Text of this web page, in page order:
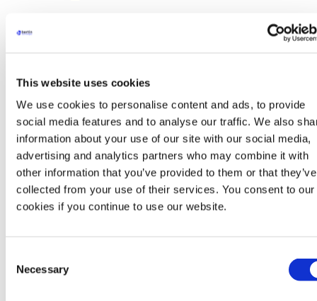
This website uses cookies
We use cookies to personalise content and ads, to provide
social media features and to analyse our traffic. We also
information about your use of our site with our social media,
advertising and analytics partners who may combine it with
other information that you’ve provided to them or that they’ve
collected from your use of their services. You consent to our
cookies if you continue to use our website.
Selection
Necessary
Gouvernance
Business Units
Business Units
Bertin Alpao
Bertin Environics
Bertin Exensor
Bertin Health & Life Sciences